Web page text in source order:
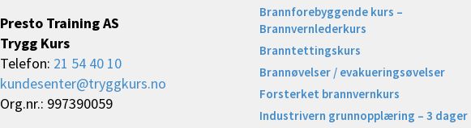
Presto Training AS
Trygg Kurs
Telefon: 21 54 40 10
kundesenter@tryggkurs.no
Org.nr.: 997390059
Brannforebyggende kurs –
Brannvernlederkurs
Branntettingskurs
Brannøvelser / evakueringsøvelser
Forsterket brannvernkurs
Industrivern grunnopplæring – 3 dager